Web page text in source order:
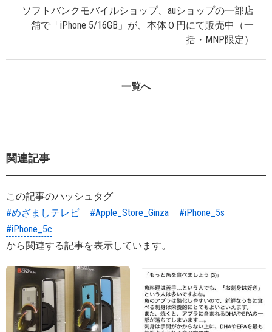
ソフトバンクモバイルショップ、auショップの一部店
舗で「iPhone 5/16GB」が、本体０円にて販売中（一
括・MNP限定）
一覧へ
関連記事
この記事のハッシュタグ
#めざましテレビ
#Apple_Store_Ginza
#iPhone_5s
#iPhone_5c
から関連する記事を表示しています。